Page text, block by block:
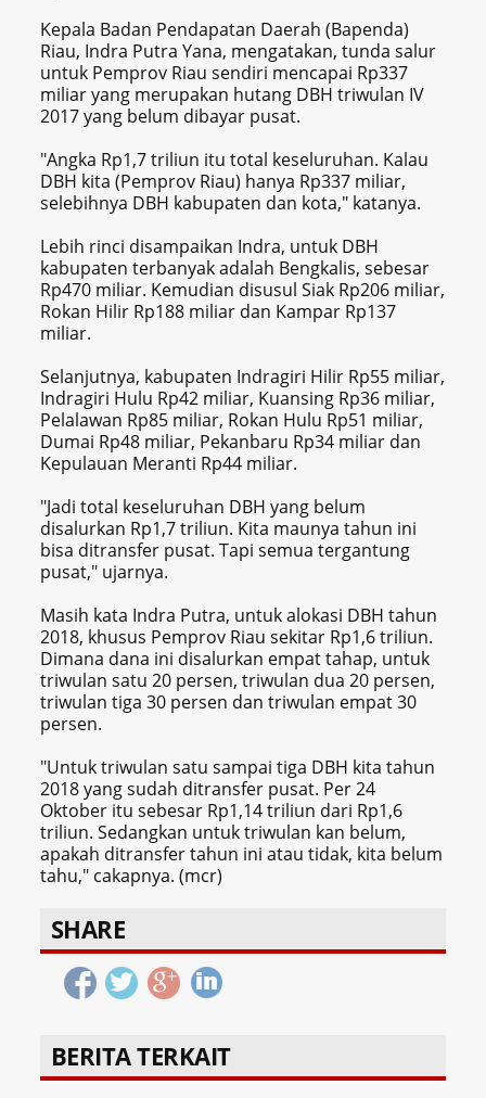
Kepala Badan Pendapatan Daerah (Bapenda)
Riau, Indra Putra Yana, mengatakan, tunda salur
untuk Pemprov Riau sendiri mencapai Rp337
miliar yang merupakan hutang DBH triwulan IV
2017 yang belum dibayar pusat.
"Angka Rp1,7 triliun itu total keseluruhan. Kalau
DBH kita (Pemprov Riau) hanya Rp337 miliar,
selebihnya DBH kabupaten dan kota," katanya.
Lebih rinci disampaikan Indra, untuk DBH
kabupaten terbanyak adalah Bengkalis, sebesar
Rp470 miliar. Kemudian disusul Siak Rp206 miliar,
Rokan Hilir Rp188 miliar dan Kampar Rp137
miliar.
Selanjutnya, kabupaten Indragiri Hilir Rp55 miliar,
Indragiri Hulu Rp42 miliar, Kuansing Rp36 miliar,
Pelalawan Rp85 miliar, Rokan Hulu Rp51 miliar,
Dumai Rp48 miliar, Pekanbaru Rp34 miliar dan
Kepulauan Meranti Rp44 miliar.
"Jadi total keseluruhan DBH yang belum
disalurkan Rp1,7 triliun. Kita maunya tahun ini
bisa ditransfer pusat. Tapi semua tergantung
pusat," ujarnya.
Masih kata Indra Putra, untuk alokasi DBH tahun
2018, khusus Pemprov Riau sekitar Rp1,6 triliun.
Dimana dana ini disalurkan empat tahap, untuk
triwulan satu 20 persen, triwulan dua 20 persen,
triwulan tiga 30 persen dan triwulan empat 30
persen.
"Untuk triwulan satu sampai tiga DBH kita tahun
2018 yang sudah ditransfer pusat. Per 24
Oktober itu sebesar Rp1,14 triliun dari Rp1,6
triliun. Sedangkan untuk triwulan kan belum,
apakah ditransfer tahun ini atau tidak, kita belum
tahu," cakapnya. (mcr)
SHARE
BERITA TERKAIT